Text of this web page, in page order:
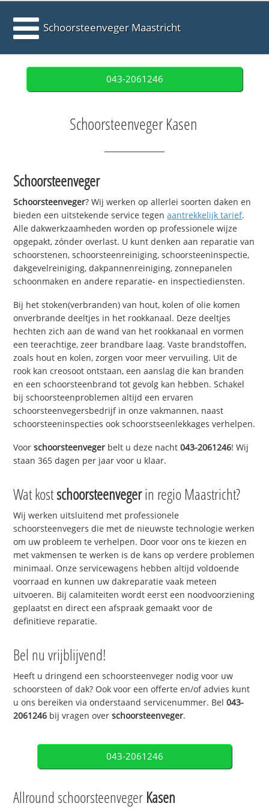
Schoorsteenveger Maastricht
043-2061246
Schoorsteenveger Kasen
Schoorsteenveger
Schoorsteenveger? Wij werken op allerlei soorten daken en
bieden een uitstekende service tegenaantrekkelijk tarief.
Alle dakwerkzaamheden worden op professionele wijze
opgepakt, zónder overlast. U kunt denken aan reparatie van
schoorstenen, schoorsteenreiniging, schoorsteeninspectie,
dakgevelreiniging, dakpannenreiniging, zonnepanelen
schoonmaken en andere reparatie- en inspectiediensten.
Bij het stoken(verbranden) van hout, kolen of olie komen
onverbrande deeltjes in het rookkanaal. Deze deeltjes
hechten zich aan de wand van het rookkanaal en vormen
een teerachtige, zeer brandbare laag. Vaste brandstoffen,
zoals hout en kolen, zorgen voor meer vervuiling. Uit de
rook kan creosoot ontstaan, een aanslag die kan branden
en een schoorsteenbrand tot gevolg kan hebben. Schakel
bij schoorsteenproblemen altijd een ervaren
schoorsteenvegersbedrijf in onze vakmannen, naast
schoorsteeninspecties ook schoorstseenlekkages verhelpen.
Voorschoorsteenveger belt u deze nacht043-2061246! Wij
staan 365 dagen per jaar voor u klaar.
Wat kostschoorsteenvegerin regio Maastricht?
Wij werken uitsluitend met professionele
schoorsteenvegers die met de nieuwste technologie werken
om uw probleem te verhelpen. Door voor ons te kiezen en
met vakmensen te werken is de kans op verdere problemen
minimaal. Onze servicewagens hebben altijd voldoende
voorraad en kunnen uw dakreparatie vaak meteen
uitvoeren. Bij calamiteiten wordt eerst een noodvoorziening
geplaatst en direct een afspraak gemaakt voor de
definitieve reparatie.
Bel nu vrijblijvend!
Heeft u dringend een schoorsteenveger nodig voor uw
schoorsteen of dak? Ook voor een offerte en/of advies kunt
u ons bereiken via onderstaand servicenummer. Bel043-
2061246 bij vragen overschoorsteenveger.
043-2061246
Allround schoorsteenveger Kasen